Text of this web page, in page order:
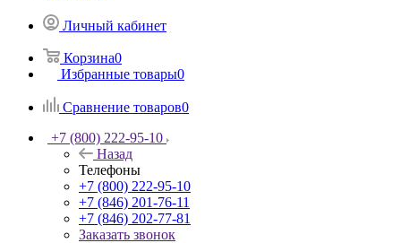
Личный кабинет
Корзина0
Избранные товары0
Сравнение товаров0
+7 (800) 222-95-10
Назад
Телефоны
+7 (800) 222-95-10
+7 (846) 201-76-11
+7 (846) 202-77-81
Заказать звонок